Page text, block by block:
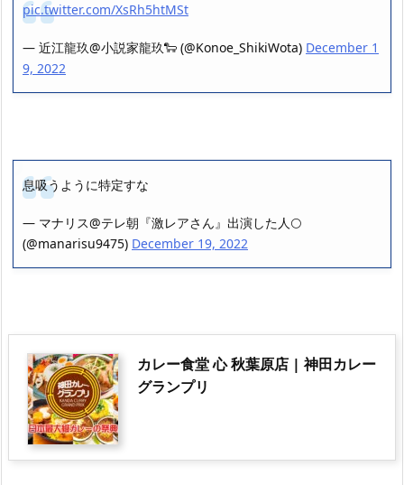
pic.twitter.com/XsRh5htMSt
— 近江龍玖@小説家龍玖🐑 (@Konoe_ShikiWota) December 1
9, 2022
息吸うように特定すな
— マナリス@テレ朝『激レアさん』出演した人🌕
(@manarisu9475) December 19, 2022
カレー食堂 心 秋葉原店 | 神田カレー
グランプリ